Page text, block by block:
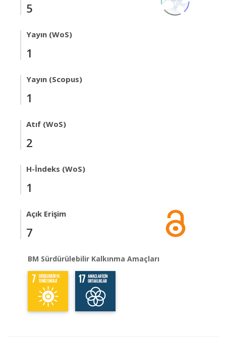
5
Yayın (WoS)
1
Yayın (Scopus)
1
Atıf (WoS)
2
H-İndeks (WoS)
1
Açık Erişim
7
BM Sürdürülebilir Kalkınma Amaçları